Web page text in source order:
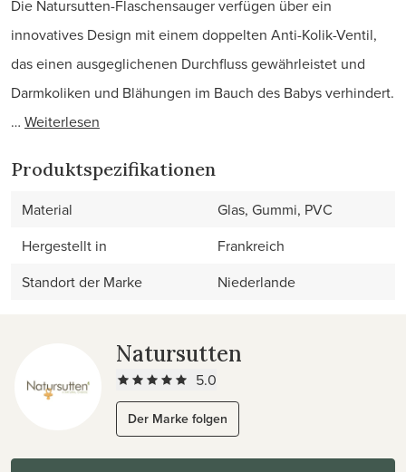
Die Natursutten-Flaschensauger verfügen über ein
innovatives Design mit einem doppelten Anti-Kolik-Ventil,
das einen ausgeglichenen Durchfluss gewährleistet und
Darmkoliken und Blähungen im Bauch des Babys verhindert.
… Weiterlesen
Produktspezifikationen
Material
Glas, Gummi, PVC
Hergestellt in
Frankreich
Standort der Marke
Niederlande
Natursutten
5.0
Der Marke folgen